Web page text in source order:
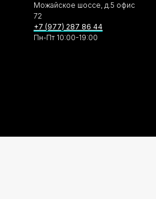
Можайское шоссе, д.5 офис
72
+7 (977) 287 86 44
Пн-Пт 10:00-19:00